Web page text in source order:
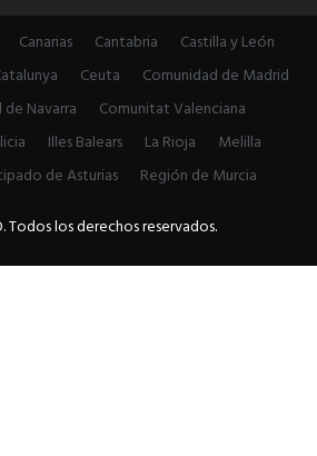
Canarias Cantabria
Castilla y León
Ceuta
Comunidad de Madrid
Navarra
Comunitat Valenciana
Illes Balears La Rioja
Melilla
de Asturias
Región de Murcia
Todos los derechos reservados.